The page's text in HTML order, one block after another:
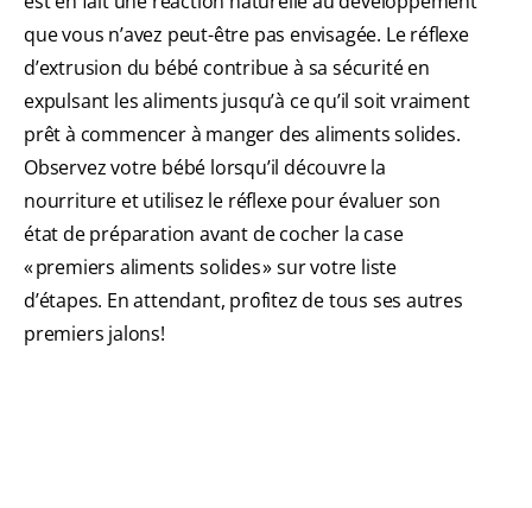
que vous n’avez peut-être pas envisagée. Le réflexe
d’extrusion du bébé contribue à sa sécurité en
expulsant les aliments jusqu’à ce qu’il soit vraiment
prêt à commencer à manger des aliments solides.
Observez votre bébé lorsqu’il découvre la
nourriture et utilisez le réflexe pour évaluer son
état de préparation avant de cocher la case
« premiers aliments solides » sur votre liste
d’étapes. En attendant, profitez de tous ses autres
premiers jalons!